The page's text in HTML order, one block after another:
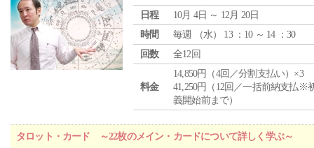
日程
10月 4日 ～ 12月 20日
時間
毎週 （水） 13 ：10 ～ 14 ：30
回数
全12回
料金
14,850円（4回／分割支払い）×3
41,250円（12回／一括前納支払※
義開始前まで）
タロット・カード ～22枚のメイン・カードについて詳しく学ぶ～